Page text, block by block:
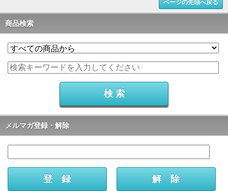
ページの先頭へ戻る
商品検索
メルマガ登録・解除